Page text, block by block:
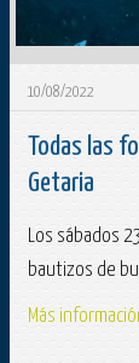
10/08/2022
Todas las
Getaria
Los sábados
bautizos de
Más